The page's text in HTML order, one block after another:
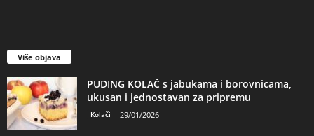
Više objava
PUDING KOLAČ s jabukama i borovnicama,
ukusan i jednostavan za pripremu
Kolači 29/01/2026